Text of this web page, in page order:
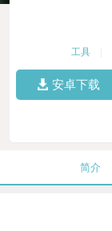
工具
安卓下载
简介